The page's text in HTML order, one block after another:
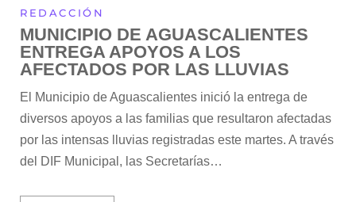
REDACCIÓN
MUNICIPIO DE AGUASCALIENTES
ENTREGA APOYOS A LOS
AFECTADOS POR LAS LLUVIAS
El Municipio de Aguascalientes inició la entrega de
diversos apoyos a las familias que resultaron afectadas
por las intensas lluvias registradas este martes. A través
del DIF Municipal, las Secretarías…